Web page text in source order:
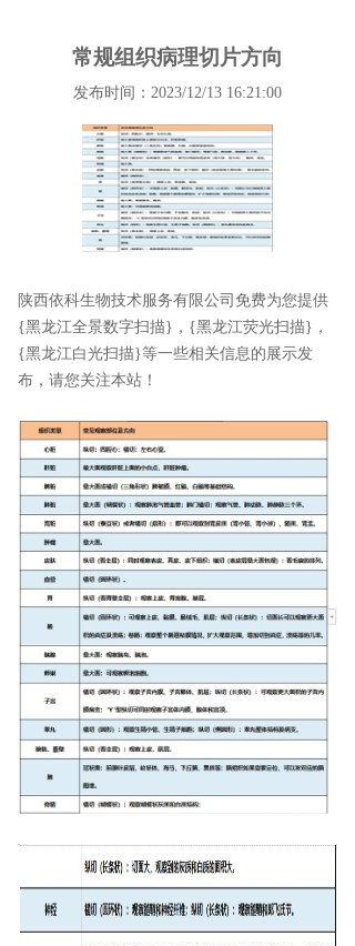
常规组织病理切片方向
发布时间：2023/12/13 16:21:00
陕西依科生物技术服务有限公司免费为您提供
{黑龙江全景数字扫描} ，{黑龙江荧光扫描}，
{黑龙江白光扫描}等一些相关信息的展示发
布，请您关注本站！